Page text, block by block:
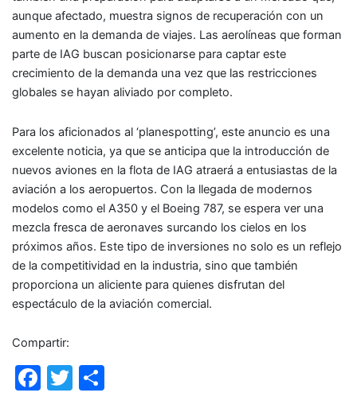
aunque afectado, muestra signos de recuperación con un
aumento en la demanda de viajes. Las aerolíneas que forman
parte de IAG buscan posicionarse para captar este
crecimiento de la demanda una vez que las restricciones
globales se hayan aliviado por completo.
Para los aficionados al ‘planespotting’, este anuncio es una
excelente noticia, ya que se anticipa que la introducción de
nuevos aviones en la flota de IAG atraerá a entusiastas de la
aviación a los aeropuertos. Con la llegada de modernos
modelos como el A350 y el Boeing 787, se espera ver una
mezcla fresca de aeronaves surcando los cielos en los
próximos años. Este tipo de inversiones no solo es un reflejo
de la competitividad en la industria, sino que también
proporciona un aliciente para quienes disfrutan del
espectáculo de la aviación comercial.
Compartir:
F
T